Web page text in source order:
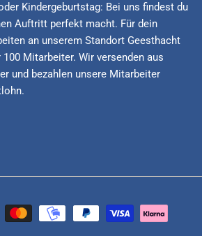
Kindergeburtstag: Bei uns findest du
Auftritt perfekt macht. Für dein
an unserem Standort Geesthacht
Mitarbeiter. Wir versenden aus
und bezahlen unsere Mitarbeiter